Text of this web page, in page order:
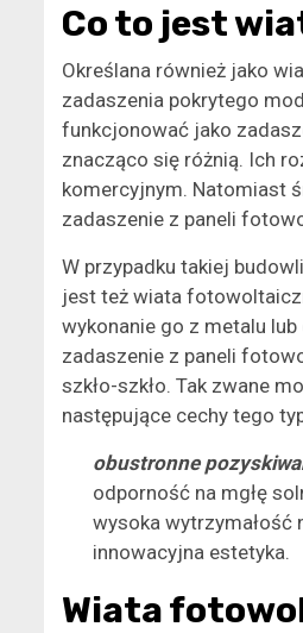
Co to jest
Określana również jako
zadaszenia pokrytego
funkcjonować jako
znacząco się różnią. Ich
komercyjnym. Natomiast
zadaszenie z paneli
W przypadku takiej
jest też wiata
wykonanie go z metalu
zadaszenie z paneli
szkło-szkło. Tak zwane
następujące cechy tego
obustronne
odporność na mgłę
wysoka wytrzymałość
innowacyjna estetyka.
Wiata